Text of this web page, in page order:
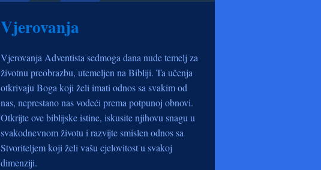
Vjerovanja
Vjerovanja Adventista sedmoga dana nude temelj za
životnu preobrazbu, utemeljen na Bibliji. Ta učenja
otkrivaju Boga koji želi imati odnos sa svakim od
nas, neprestano nas vodeći prema potpunoj obnovi.
Otkrijte ove biblijske istine, iskusite njihovu snagu u
svakodnevnom životu i razvijte smislen odnos sa
Stvoriteljem koji želi vašu cjelovitost u svakoj
dimenziji.